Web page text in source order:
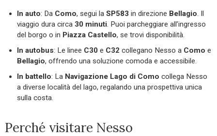
In auto: Da Como, segui la SP583 in direzione Bellagio . Il
viaggio dura circa 30 minuti . Puoi parcheggiare all’ingresso
del borgo o in Piazza Castello, se trovi disponibilità.
In autobus: Le linee C30 e C32 collegano Nesso a Como e
Bellagio, offrendo una soluzione comoda e accessibile.
In battello: La Navigazione Lago di Como collega Nesso
a diverse località del lago, regalando una prospettiva unica
sulla costa.
Perché visitare Nesso